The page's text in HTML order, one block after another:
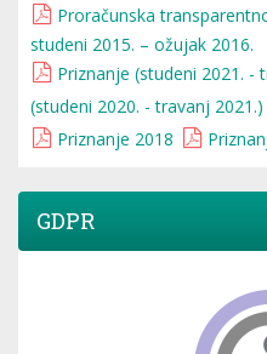
Proračunska
studeni 2015. – ožujak 2016.
Priznanje (studeni 2021. -
(studeni 2020. - travanj 2021.)
Priznanje 2018
GDPR